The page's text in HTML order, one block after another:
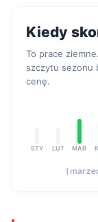
Kiedy
To prace
szczytu sezonu
cenę.
STY LUT MAR